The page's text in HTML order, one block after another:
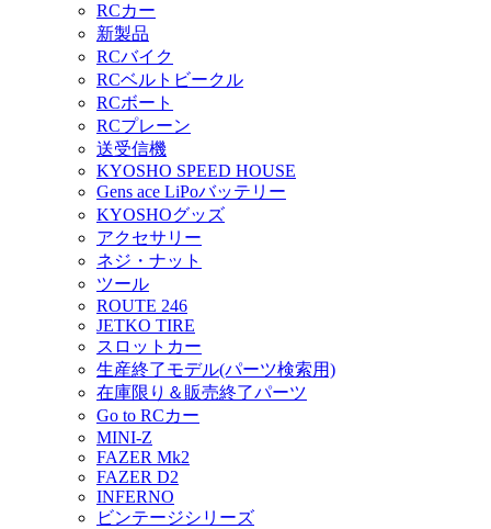
RCカー
新製品
RCバイク
RCベルトビークル
RCボート
RCプレーン
送受信機
KYOSHO SPEED HOUSE
Gens ace LiPoバッテリー
KYOSHOグッズ
アクセサリー
ネジ・ナット
ツール
ROUTE 246
JETKO TIRE
スロットカー
生産終了モデル(パーツ検索用)
在庫限り＆販売終了パーツ
Go to RCカー
MINI-Z
FAZER Mk2
FAZER D2
INFERNO
ビンテージシリーズ